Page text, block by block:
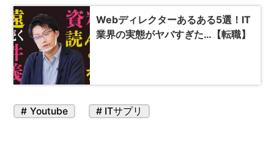
Webディレクターあるある5選！IT
業界の実態がヤバすぎた…【転職】
カ
Youtube
タ
ITサプリ